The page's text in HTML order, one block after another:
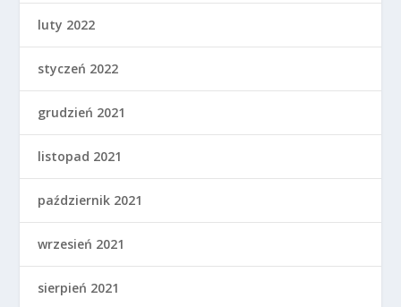
luty 2022
styczeń 2022
grudzień 2021
listopad 2021
październik 2021
wrzesień 2021
sierpień 2021